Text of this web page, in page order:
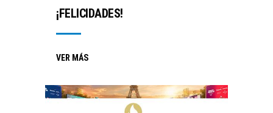
¡FELICIDADES!
VER MÁS